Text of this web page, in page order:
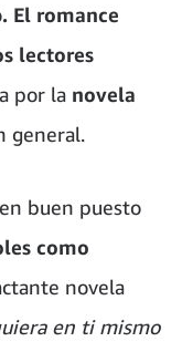
. El romance
lectores
por la novela
general.
buen puesto
como
novela
en ti mismo